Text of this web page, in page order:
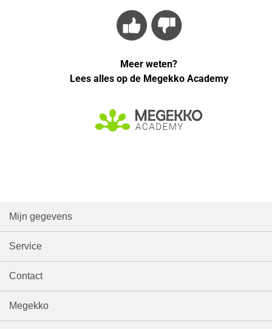
Meer weten?
Lees alles op de Megekko Academy
Mijn gegevens
Service
Contact
Megekko